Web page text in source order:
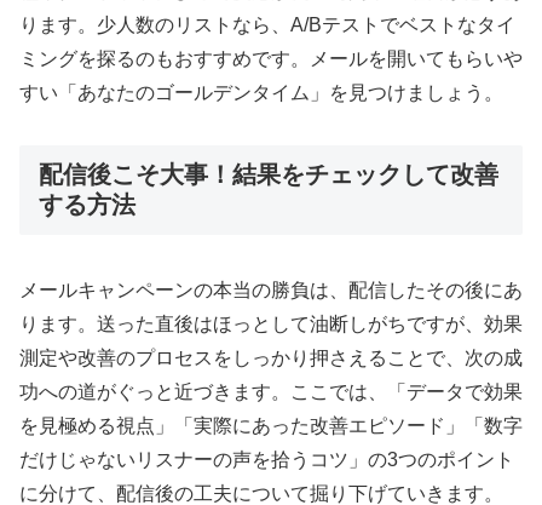
ります。少人数のリストなら、A/Bテストでベストなタイ
ミングを探るのもおすすめです。メールを開いてもらいや
すい「あなたのゴールデンタイム」を見つけましょう。
配信後こそ大事！結果をチェックして改善
する方法
メールキャンペーンの本当の勝負は、配信したその後にあ
ります。送った直後はほっとして油断しがちですが、効果
測定や改善のプロセスをしっかり押さえることで、次の成
功への道がぐっと近づきます。ここでは、「データで効果
を見極める視点」「実際にあった改善エピソード」「数字
だけじゃないリスナーの声を拾うコツ」の3つのポイント
に分けて、配信後の工夫について掘り下げていきます。